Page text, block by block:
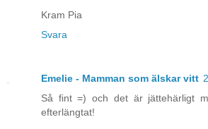
Kram Pia
Svara
Emelie - Mamman som älskar vitt
Så fint =) och det är jättehärligt
efterlängtat!